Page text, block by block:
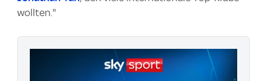
wollten."